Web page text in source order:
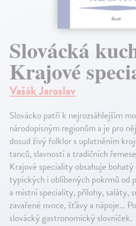
Slovácká
Krajové
Vašák Jaroslav
Slovácko patří k nejrozsáhlejším
národopisným regionům a je pro
dosud živý folklor s uplatněním
tanců, slavností a tradičních
Krajové speciality obsahuje
typických i oblíbených pokrmů od
a místní speciality, přílohy, saláty,
zavařené ovoce, šťávy a nápoje...
slovácký gastronomický slovníček.